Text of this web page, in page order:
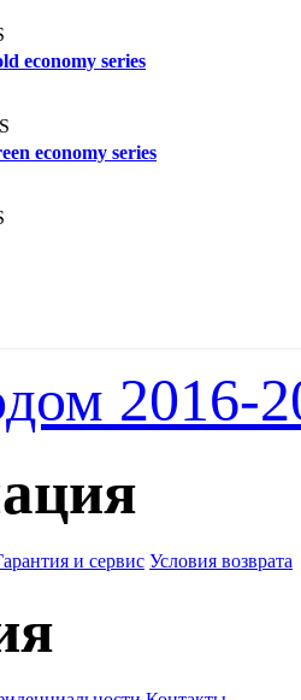
economy series
economy series
2016-
и сервис Условия возврата